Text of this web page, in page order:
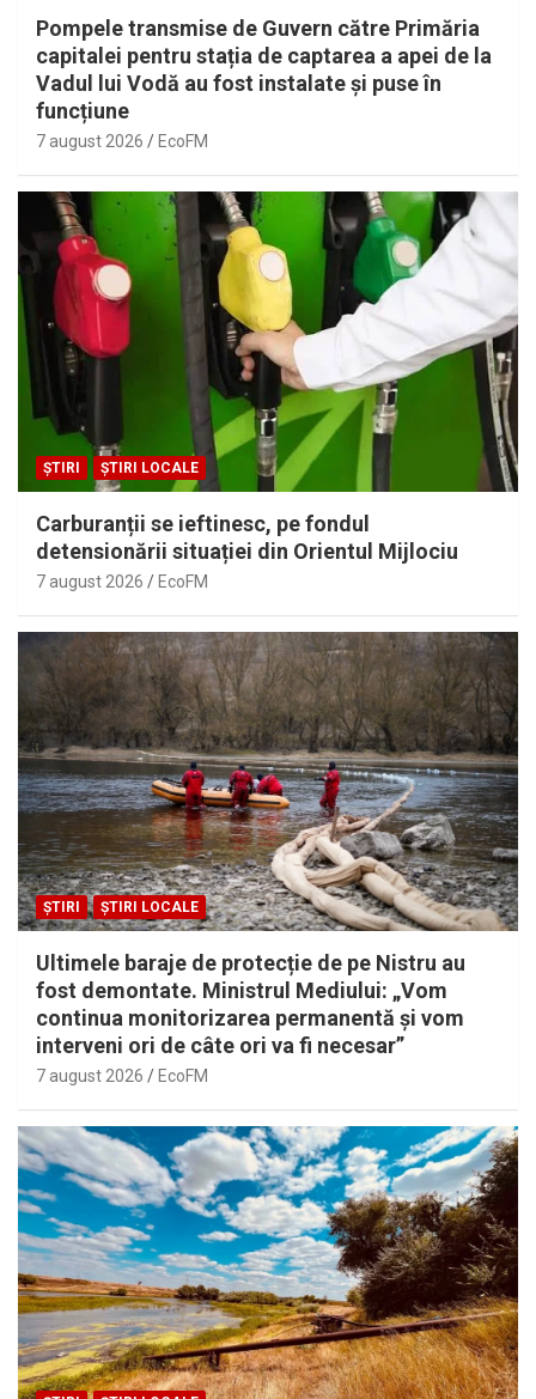
Pompele transmise de Guvern către Primăria
capitalei pentru stația de captarea a apei de la
Vadul lui Vodă au fost instalate și puse în
funcțiune
7 august 2026 EcoFM
ȘTIRI ȘTIRI LOCALE
Carburanții se ieftinesc, pe fondul
detensionării situației din Orientul Mijlociu
7 august 2026 EcoFM
ȘTIRI ȘTIRI LOCALE
Ultimele baraje de protecție de pe Nistru au
fost demontate. Ministrul Mediului: „Vom
continua monitorizarea permanentă și vom
interveni ori de câte ori va fi necesar”
7 august 2026 EcoFM